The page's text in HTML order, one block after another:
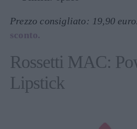
Prezzo consigliato: 19,90 euro.
sconto.
Rossetti MAC:
Lipstick